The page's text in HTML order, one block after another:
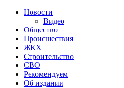
Новости
Видео
Общество
Происшествия
ЖКХ
Строительство
СВО
Рекомендуем
Об издании